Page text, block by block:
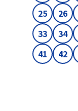
25
26
33
34
41
42